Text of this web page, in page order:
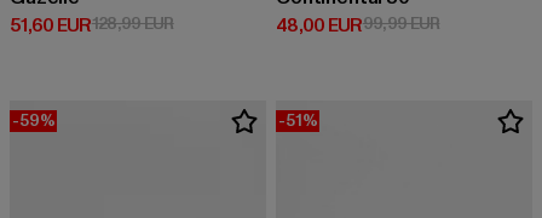
51,60 EUR
Derzeitiger Preis: 51,60 EUR
128,99 EURAktionspreis: 128,99 EUR
48,00 EUR
Derzeitiger Preis: 48,00 EUR
99,99 EURAktionspreis:
-59% -51%